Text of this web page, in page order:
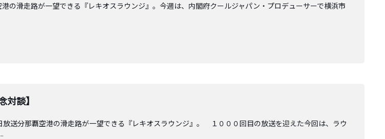
の滑走路が一望できる『レキオスラウンジ』。今週は、内閣府クールジャパン・プロデューサーで横浜市
談】
送分那覇空港の滑走路が一望できる『レキオスラウンジ』。 １０００回目の放送を迎えた今回は、ラウ